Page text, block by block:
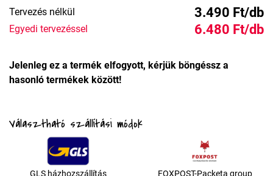
Tervezés nélkül 3.490 Ft/db
Egyedi tervezéssel 6.480 Ft/db
Jelenleg ez a termék elfogyott, kérjük böngéssz a
hasonló termékek között!
Választható szállítási módok
GLS házhozszállítás
FOXPOST-Packeta group